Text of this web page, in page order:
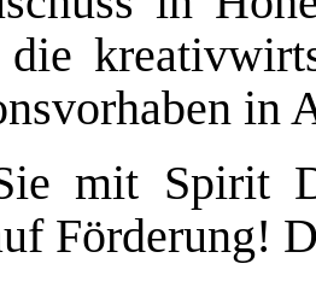
die
in
mit Spirit
Förderung!